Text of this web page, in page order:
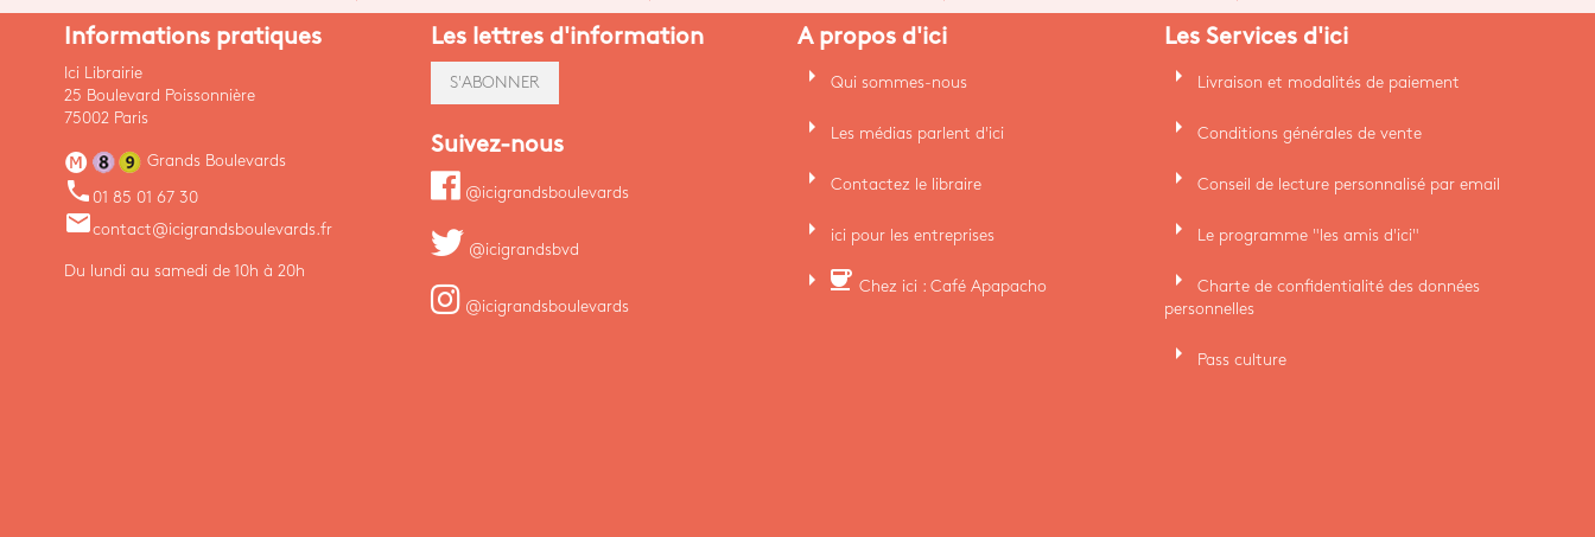
Informations pratiques
Ici Librairie
25 Boulevard Poissonnière
75002 Paris
Grands Boulevards
phone 01 85 01 67 30
emailcontact@icigrandsboulevards.fr
Du lundi au samedi de 10h à 20h
Les lettres d'information
S'ABONNER
Suivez-nous
@icigrandsboulevards
@icigrandsbvd
@icigrandsboulevards
A propos d'ici
arrow_right Qui sommes-nous
arrow_right Les médias parlent d'ici
arrow_right Contactez le libraire
arrow_right ici pour les entreprises
arrow_right coffee Chez ici : Café Apapacho
Les Services d'ici
arrow_right Livraison et modalités de paiement
arrow_right Conditions générales de vente
arrow_right Conseil de lecture personnalisé par email
arrow_right Le programme "les amis d'ici"
arrow_right
Charte de confidentialité des données
personnelles
arrow_right Pass culture